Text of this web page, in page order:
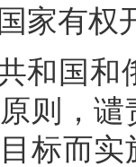
家有权
和国
则，
标而